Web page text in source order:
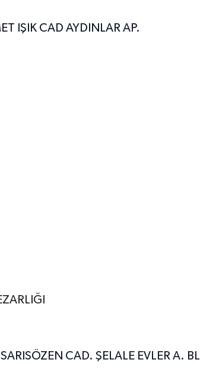
IŞIK CAD AYDINLAR AP.
CAD. ŞELALE EVLER A. BL